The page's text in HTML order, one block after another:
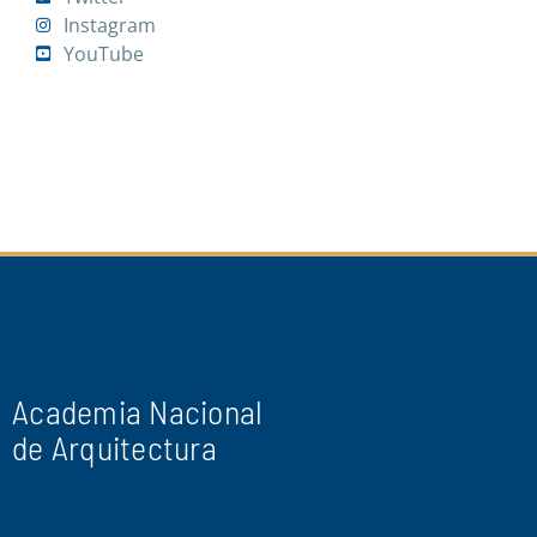
Instagram
YouTube
Academia Nacional
de Arquitectura